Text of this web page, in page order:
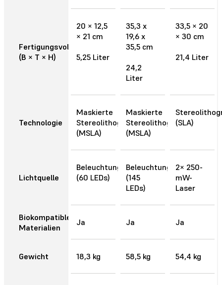
Fertigungsvolumen
(B × T × H)
20 × 12,5
× 21 cm
5,25 Liter
35,3 x
19,6 x
35,5 cm
24,2
Liter
33,5 × 20
× 30 cm
21,4 Liter
Technologie
Maskierte
Stereolithografie
(MSLA)
Maskierte
Stereolithografie
(MSLA)
(SLA)
Lichtquelle
Beleuchtungseinheit
(60 LEDs)
Beleuchtungseinheit
(145
LEDs)
2× 250-
mW-
Laser
Biokompatible
Materialien
Ja Ja Ja
Gewicht 18,3 kg 58,5 kg 54,4 kg